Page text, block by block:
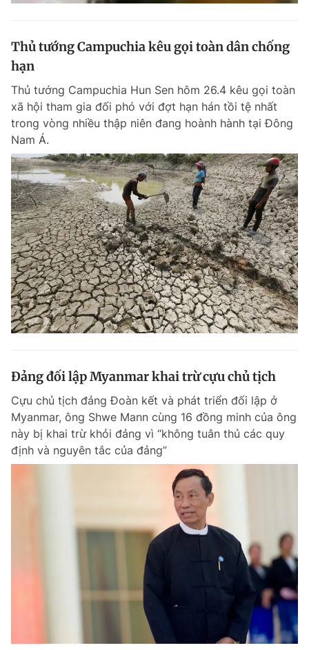
Thủ tướng Campuchia kêu gọi toàn dân chống
hạn
Thủ tướng Campuchia Hun Sen hôm 26.4 kêu gọi toàn
xã hội tham gia đối phó với đợt hạn hán tồi tệ nhất
trong vòng nhiều thập niên đang hoành hành tại Đông
Nam Á.
Đảng đối lập Myanmar khai trừ cựu chủ tịch
Cựu chủ tịch đảng Đoàn kết và phát triển đối lập ở
Myanmar, ông Shwe Mann cùng 16 đồng minh của ông
này bị khai trừ khỏi đảng vì “không tuân thủ các quy
định và nguyên tắc của đảng”